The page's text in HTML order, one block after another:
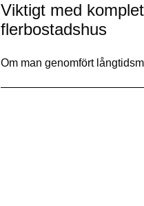
Viktigt med
flerbostadshus
Om man genomfört